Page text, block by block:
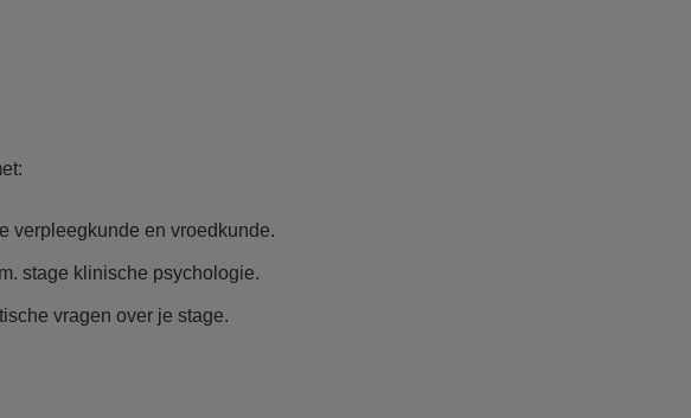
verpleegkunde en vroedkunde.
stage klinische psychologie.
vragen over je stage.